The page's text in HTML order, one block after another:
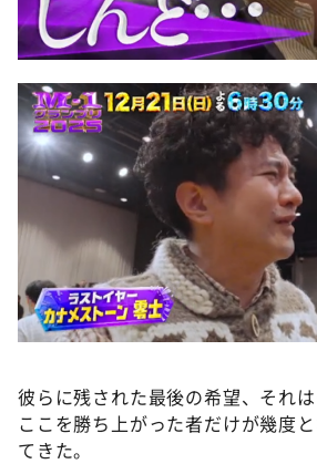
彼らに残された最後の希望、それ
ここを勝ち上がった者だけが幾度
てきた。